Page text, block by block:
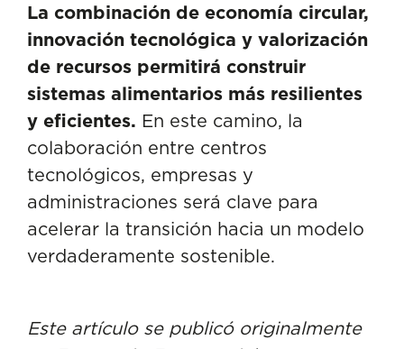
La combinación de economía circular,
innovación tecnológica y valorización
de recursos permitirá construir
sistemas alimentarios más resilientes
y eficientes. En este camino, la
colaboración entre centros
tecnológicos, empresas y
administraciones será clave para
acelerar la transición hacia un modelo
verdaderamente sostenible.
Este artículo se publicó originalmente